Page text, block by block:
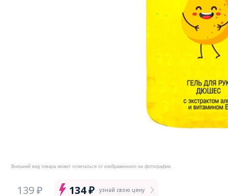
Внешний вид товара может отличаться от изображенного на фотографии.
139 ₽ 134 ₽ узнай свою цену